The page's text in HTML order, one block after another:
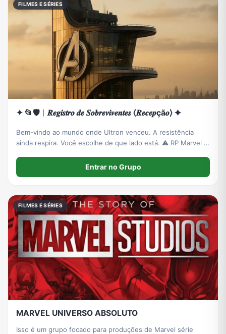
FILMES E SÉRIES
✦ 📂🛡️︱𝑹𝒆𝒈𝒊𝒔𝒕𝒓𝒐 𝒅𝒆 𝑺𝒐𝒃𝒓𝒆𝒗𝒊𝒗𝒆𝒏𝒕𝒆𝒔 ⟨𝑹𝒆𝒄𝒆𝒑çã𝒐⟩ ✦
Bem-vindo ao mundo onde Ultron venceu. A resistência
ainda respira. Você escolhe de que lado está. ⚠️ RP Marvel |
Entrar no Grupo
FILMES E SÉRIES
MARVEL UNIVERSO ABSOLUTO
Isso é um grupo focado para produções de Marvel série